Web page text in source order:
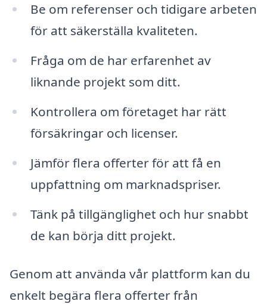
Be om referenser och tidigare arbeten
för att säkerställa kvaliteten.
Fråga om de har erfarenhet av
liknande projekt som ditt.
Kontrollera om företaget har rätt
försäkringar och licenser.
Jämför flera offerter för att få en
uppfattning om marknadspriser.
Tänk på tillgänglighet och hur snabbt
de kan börja ditt projekt.
Genom att använda vår plattform kan du
enkelt begära flera offerter från